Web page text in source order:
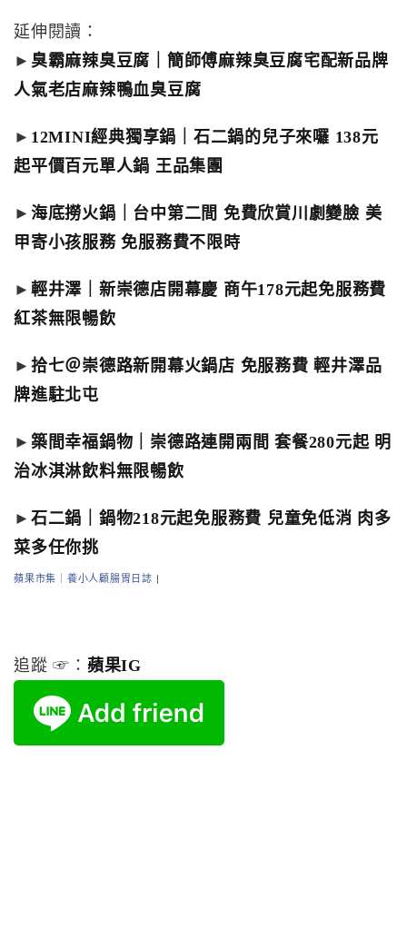
延伸閱讀：
► 臭霸麻辣臭豆腐｜簡師傅麻辣臭豆腐宅配新品牌
人氣老店麻辣鴨血臭豆腐
► 12MINI經典獨享鍋｜石二鍋的兒子來囉 138元
起平價百元單人鍋 王品集團
► 海底撈火鍋｜台中第二間 免費欣賞川劇變臉 美
甲寄小孩服務 免服務費不限時
► 輕井澤｜新崇德店開幕慶 商午178元起免服務費
紅茶無限暢飲
► 拾七＠崇德路新開幕火鍋店 免服務費 輕井澤品
牌進駐北屯
► 築間幸福鍋物｜崇德路連開兩間 套餐280元起 明
治冰淇淋飲料無限暢飲
► 石二鍋｜鍋物218元起免服務費 兒童免低消 肉多
菜多任你挑
蘋果市集｜養小人顧腸胃日誌 |
追蹤 ☞： 蘋果IG